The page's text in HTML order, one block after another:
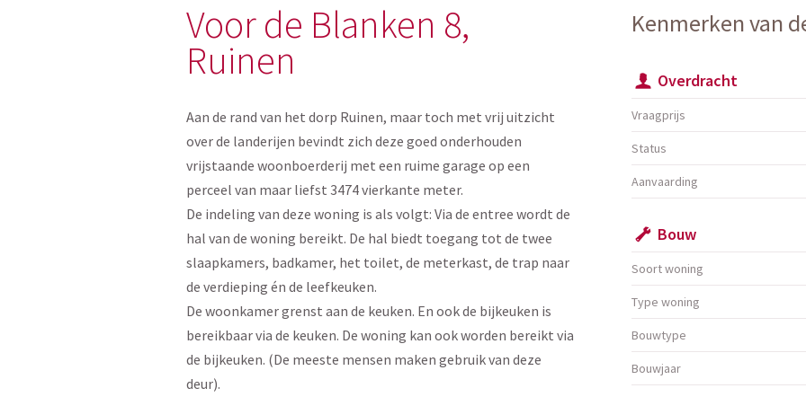
Voor de Blanken 8,
Ruinen
Aan de rand van het dorp Ruinen, maar toch met vrij uitzicht
over de landerijen bevindt zich deze goed onderhouden
vrijstaande woonboerderij met een ruime garage op een
perceel van maar liefst 3474 vierkante meter.
De indeling van deze woning is als volgt: Via de entree wordt de
hal van de woning bereikt. De hal biedt toegang tot de twee
slaapkamers, badkamer, het toilet, de meterkast, de trap naar
de verdieping én de leefkeuken.
De woonkamer grenst aan de keuken. En ook de bijkeuken is
bereikbaar via de keuken. De woning kan ook worden bereikt via
de bijkeuken. (De meeste mensen maken gebruik van deze
deur).
Kenmerken van
Overdracht
Vraagprijs
Status
Aanvaarding
Bouw
Soort woning
Type woning
Bouwtype
Bouwjaar